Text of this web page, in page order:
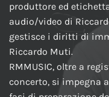
produttore ed
audio/video di
gestisce i diritti di
Riccardo Muti.
RMMUSIC, oltre a
concerto, si impegna